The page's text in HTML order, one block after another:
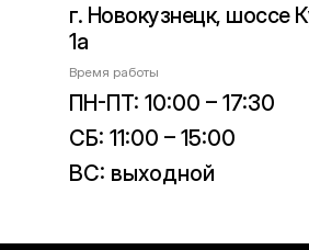
Время работы
ПН-ПТ: 10:00 – 17:30
СБ: 11:00 – 15:00
ВС: выходной
г. Новокузнецк, шоссе
1а